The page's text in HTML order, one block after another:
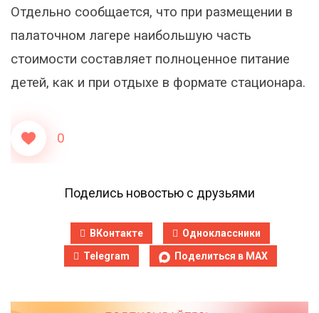
Отдельно сообщается, что при размещении в
палаточном лагере наибольшую часть
стоимости составляет полноценное питание
детей, как и при отдыхе в формате стационара.
0
Поделись новостью с друзьями
ВКонтакте
Одноклассники
Telegram
Поделиться в MAX